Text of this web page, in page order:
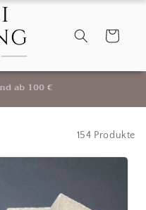
Warenkorb
Dekoration für Ihr
154 Produkte